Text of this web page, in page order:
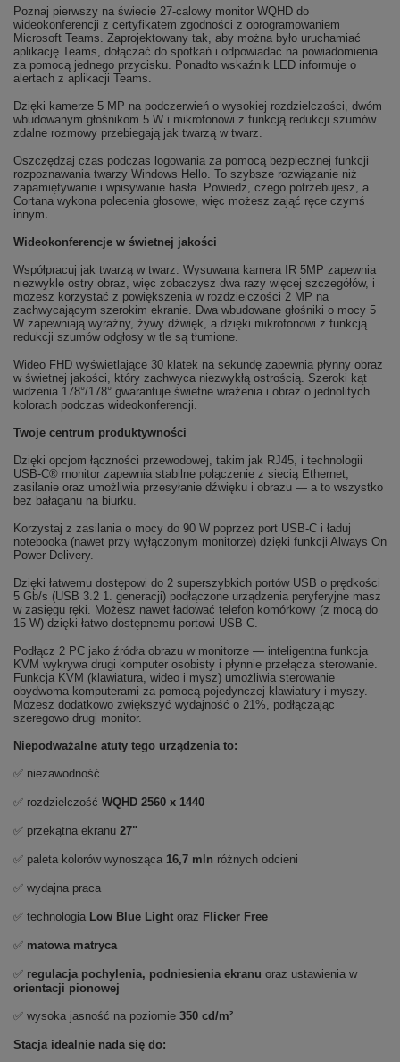
Poznaj pierwszy na świecie 27-calowy monitor WQHD do
wideokonferencji z certyfikatem zgodności z oprogramowaniem
Microsoft Teams. Zaprojektowany tak, aby można było uruchamiać
aplikację Teams, dołączać do spotkań i odpowiadać na powiadomienia
za pomocą jednego przycisku. Ponadto wskaźnik LED informuje o
alertach z aplikacji Teams.
Dzięki kamerze 5 MP na podczerwień o wysokiej rozdzielczości, dwóm
wbudowanym głośnikom 5 W i mikrofonowi z funkcją redukcji szumów
zdalne rozmowy przebiegają jak twarzą w twarz.
Oszczędzaj czas podczas logowania za pomocą bezpiecznej funkcji
rozpoznawania twarzy Windows Hello. To szybsze rozwiązanie niż
zapamiętywanie i wpisywanie hasła. Powiedz, czego potrzebujesz, a
Cortana wykona polecenia głosowe, więc możesz zająć ręce czymś
innym.
Wideokonferencje w świetnej jakości
Współpracuj jak twarzą w twarz. Wysuwana kamera IR 5MP zapewnia
niezwykle ostry obraz, więc zobaczysz dwa razy więcej szczegółów, i
możesz korzystać z powiększenia w rozdzielczości 2 MP na
zachwycającym szerokim ekranie. Dwa wbudowane głośniki o mocy 5
W zapewniają wyraźny, żywy dźwięk, a dzięki mikrofonowi z funkcją
redukcji szumów odgłosy w tle są tłumione.
Wideo FHD wyświetlające 30 klatek na sekundę zapewnia płynny obraz
w świetnej jakości, który zachwyca niezwykłą ostrością. Szeroki kąt
widzenia 178°/178° gwarantuje świetne wrażenia i obraz o jednolitych
kolorach podczas wideokonferencji.
Twoje centrum produktywności
Dzięki opcjom łączności przewodowej, takim jak RJ45, i technologii
USB-C® monitor zapewnia stabilne połączenie z siecią Ethernet,
zasilanie oraz umożliwia przesyłanie dźwięku i obrazu — a to wszystko
bez bałaganu na biurku.
Korzystaj z zasilania o mocy do 90 W poprzez port USB-C i ładuj
notebooka (nawet przy wyłączonym monitorze) dzięki funkcji Always On
Power Delivery.
Dzięki łatwemu dostępowi do 2 superszybkich portów USB o prędkości
5 Gb/s (USB 3.2 1. generacji) podłączone urządzenia peryferyjne masz
w zasięgu ręki. Możesz nawet ładować telefon komórkowy (z mocą do
15 W) dzięki łatwo dostępnemu portowi USB-C.
Podłącz 2 PC jako źródła obrazu w monitorze — inteligentna funkcja
KVM wykrywa drugi komputer osobisty i płynnie przełącza sterowanie.
Funkcja KVM (klawiatura, wideo i mysz) umożliwia sterowanie
obydwoma komputerami za pomocą pojedynczej klawiatury i myszy.
Możesz dodatkowo zwiększyć wydajność o 21%, podłączając
szeregowo drugi monitor.
Niepodważalne atuty tego urządzenia to:
✅ niezawodność
✅ rozdzielczość WQHD 2560 x 1440
✅ przekątna ekranu 27"
✅ paleta kolorów wynosząca 16,7 mln różnych odcieni
✅ wydajna praca
✅ technologia Low Blue Light oraz Flicker Free
✅ matowa matryca
✅ regulacja pochylenia, podniesienia ekranu oraz ustawienia w
orientacji pionowej
✅ wysoka jasność na poziomie 350 cd/m²
Stacja idealnie nada się do: